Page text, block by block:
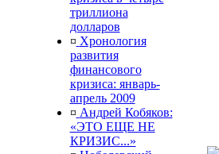
триллиона
долларов
¤ Хронология
развития
финансового
кризиса: январь-
апрель 2009
¤ Андрей Кобяков:
«ЭТО ЕЩЕ НЕ
КРИЗИС...»